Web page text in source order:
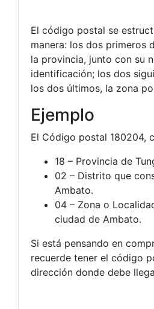
El código postal se
manera: los dos primeros
la provincia, junto con su
identificación; los dos
los dos últimos, la zona
Ejemplo
El Código postal 180204,
18 – Provincia de
02 – Distrito que
Ambato.
04 – Zona o
ciudad de Ambato.
Si está pensando en
recuerde tener el código
dirección donde debe